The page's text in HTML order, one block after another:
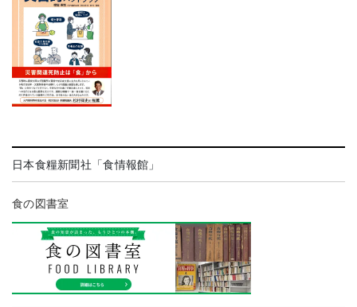
日本食糧新聞社「食情報館」
食の図書室